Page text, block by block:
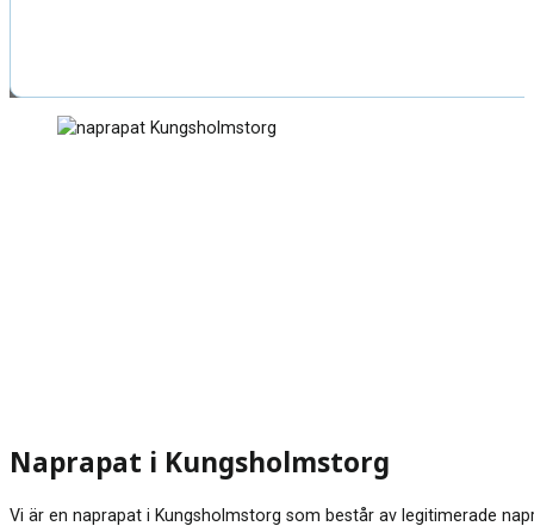
Naprapat i Kungsholmstorg
Vi är en naprapat i Kungsholmstorg som består av legitimerade